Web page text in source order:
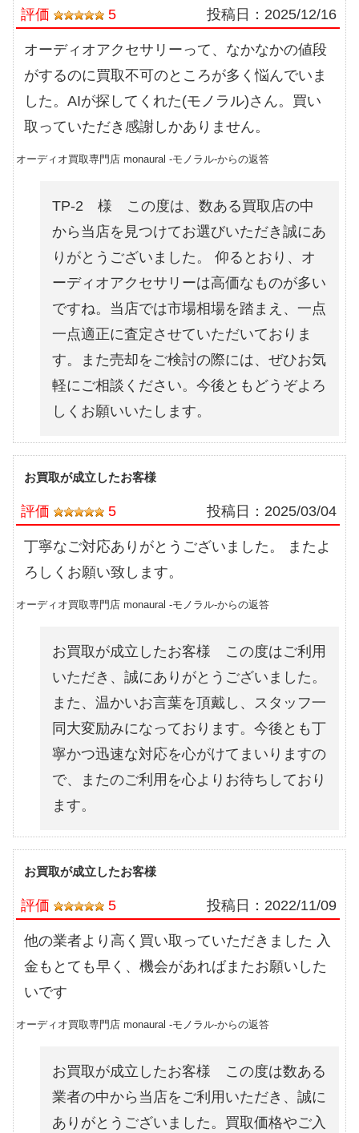
評価 5 投稿日： 2025/12/16
オーディオアクセサリーって、なかなかの値段
がするのに買取不可のところが多く悩んでいま
した。AIが探してくれた(モノラル)さん。買い
取っていただき感謝しかありません。
オーディオ買取専門店 monaural -モノラル-からの返答
TP-2 様 この度は、数ある買取店の中
から当店を見つけてお選びいただき誠にあ
りがとうございました。 仰るとおり、オ
ーディオアクセサリーは高価なものが多い
ですね。当店では市場相場を踏まえ、一点
一点適正に査定させていただいておりま
す。また売却をご検討の際には、ぜひお気
軽にご相談ください。今後ともどうぞよろ
しくお願いいたします。
お買取が成立したお客様
評価 5 投稿日： 2025/03/04
丁寧なご対応ありがとうございました。 またよ
ろしくお願い致します。
オーディオ買取専門店 monaural -モノラル-からの返答
お買取が成立したお客様 この度はご利用
いただき、誠にありがとうございました。
また、温かいお言葉を頂戴し、スタッフ一
同大変励みになっております。今後とも丁
寧かつ迅速な対応を心がけてまいりますの
で、またのご利用を心よりお待ちしており
ます。
お買取が成立したお客様
評価 5 投稿日： 2022/11/09
他の業者より高く買い取っていただきました 入
金もとても早く、機会があればまたお願いした
いです
オーディオ買取専門店 monaural -モノラル-からの返答
お買取が成立したお客様 この度は数ある
業者の中から当店をご利用いただき、誠に
ありがとうございました。買取価格やご入